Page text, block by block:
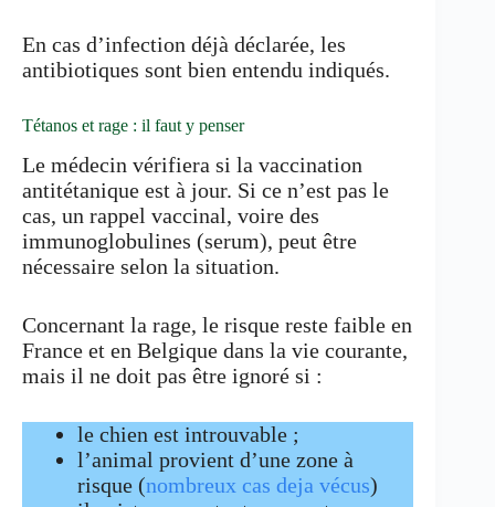
En cas d’infection déjà déclarée, les
antibiotiques sont bien entendu indiqués.
Tétanos et rage : il faut y penser
Le médecin vérifiera si la vaccination
antitétanique est à jour. Si ce n’est pas le
cas, un rappel vaccinal, voire des
immunoglobulines (serum), peut être
nécessaire selon la situation.
Concernant la rage, le risque reste faible en
France et en Belgique dans la vie courante,
mais il ne doit pas être ignoré si :
le chien est introuvable ;
l’animal provient d’une zone à
risque (nombreux cas deja vécus)